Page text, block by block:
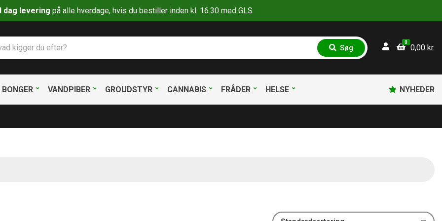
dag levering på alle hverdage, hvis du bestiller inden kl. 16.30 med GLS
S
ø
Søg
0
0,00 kr.
BONGER VANDPIBER GROUDSTYR CANNABIS FRÅDER HELSE NYHEDER